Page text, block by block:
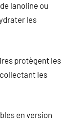
lanoline ou
les
protègent les
les
en version